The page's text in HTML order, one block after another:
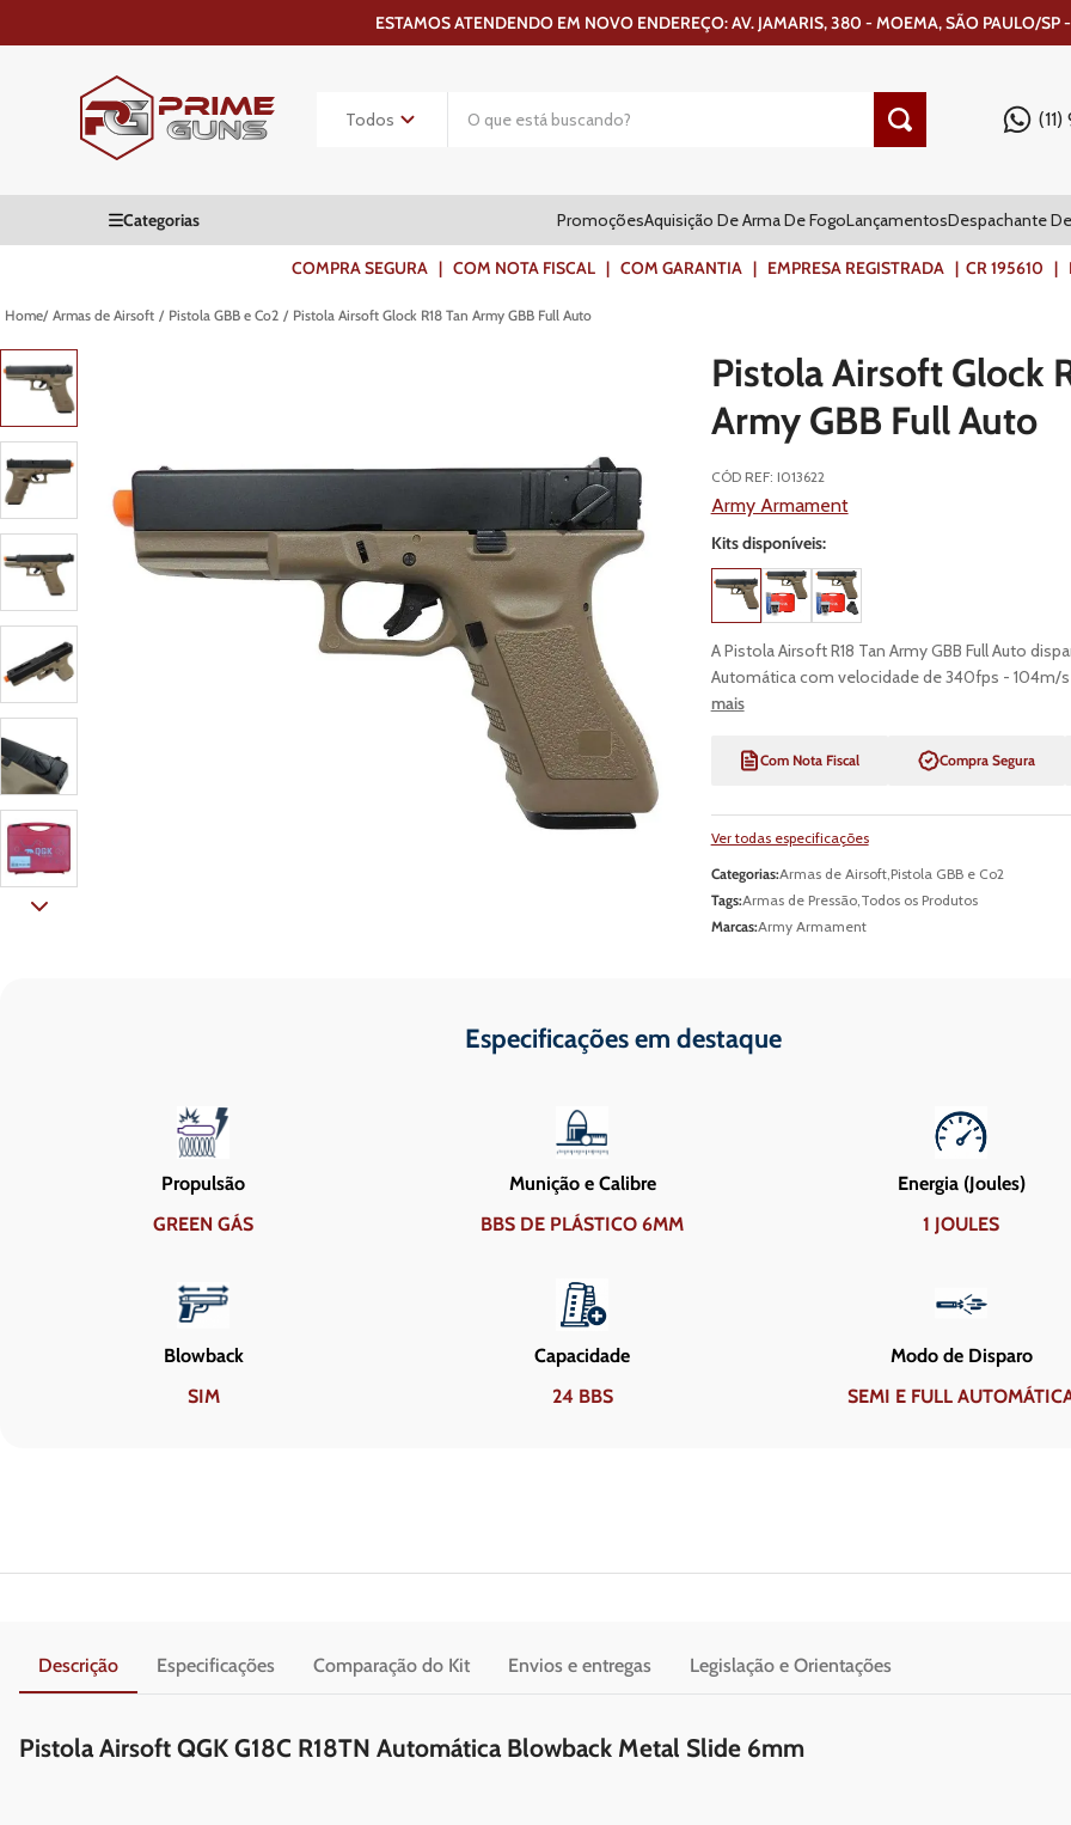
ESTAMOS ATENDENDO EM NOVO ENDEREÇO: AV. JAMARIS, 380 - MOEMA, SÃO PAULO/SP
PromoçõesAquisição De Arma De FogoLançamentosDespachante
COMPRA SEGURA | COM NOTA FISCAL | COM GARANTIA | EMPRESA REGISTRADA | CR 195610 |
Armas de Airsoft Pistola GBB e Co2 Pistola Airsoft Glock R18 Tan Army GBB Full Auto
Pistola Airsoft Glock
Army GBB Full Auto
CÓD REF: I013622
Army Armament
Kits disponíveis:
A Pistola Airsoft R18 Tan Army GBB Full Auto
Automática com velocidade de 340fps - 104m/s
mais
Com Nota Fiscal Compra Segura
Ver todas especificações
Categorias:Armas de Airsoft, Pistola GBB e Co2
Tags:Armas de Pressão, Todos os Produtos
Marcas:Army Armament
Especificações em destaque
Propulsão
GREEN GÁS
Munição e Calibre
BBS DE PLÁSTICO 6MM
Energia (Joules)
1 JOULES
Blowback
SIM
Capacidade
24 BBS
Modo de Disparo
SEMI E FULL
Descrição Especificações Comparação do Kit Envios e entregas Legislação e Orientações
Pistola Airsoft QGK G18C R18TN Automática Blowback Metal Slide 6mm